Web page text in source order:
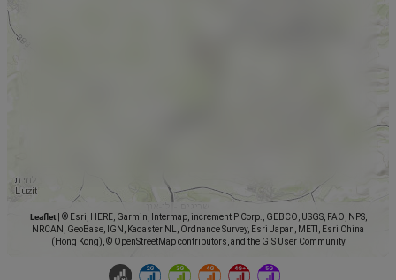
Leaflet
© Esri, HERE, Garmin, Intermap, increment P Corp., GEBCO, USGS, FAO, NPS,
NRCAN, GeoBase, IGN, Kadaster NL, Ordnance Survey, Esri Japan, METI, Esri China
(Hong Kong), © OpenStreetMap contributors, and the GIS User Community